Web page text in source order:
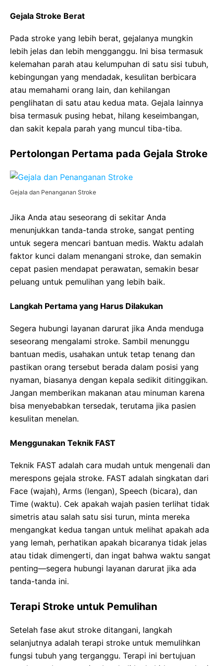
Gejala Stroke Berat
Pada stroke yang lebih berat, gejalanya mungkin
lebih jelas dan lebih mengganggu. Ini bisa termasuk
kelemahan parah atau kelumpuhan di satu sisi tubuh,
kebingungan yang mendadak, kesulitan berbicara
atau memahami orang lain, dan kehilangan
penglihatan di satu atau kedua mata. Gejala lainnya
bisa termasuk pusing hebat, hilang keseimbangan,
dan sakit kepala parah yang muncul tiba-tiba.
Pertolongan Pertama pada Gejala Stroke
Gejala dan Penanganan Stroke
Jika Anda atau seseorang di sekitar Anda
menunjukkan tanda-tanda stroke, sangat penting
untuk segera mencari bantuan medis. Waktu adalah
faktor kunci dalam menangani stroke, dan semakin
cepat pasien mendapat perawatan, semakin besar
peluang untuk pemulihan yang lebih baik.
Langkah Pertama yang Harus Dilakukan
Segera hubungi layanan darurat jika Anda menduga
seseorang mengalami stroke. Sambil menunggu
bantuan medis, usahakan untuk tetap tenang dan
pastikan orang tersebut berada dalam posisi yang
nyaman, biasanya dengan kepala sedikit ditinggikan.
Jangan memberikan makanan atau minuman karena
bisa menyebabkan tersedak, terutama jika pasien
kesulitan menelan.
Menggunakan Teknik FAST
Teknik FAST adalah cara mudah untuk mengenali dan
merespons gejala stroke. FAST adalah singkatan dari
Face (wajah), Arms (lengan), Speech (bicara), dan
Time (waktu). Cek apakah wajah pasien terlihat tidak
simetris atau salah satu sisi turun, minta mereka
mengangkat kedua tangan untuk melihat apakah ada
yang lemah, perhatikan apakah bicaranya tidak jelas
atau tidak dimengerti, dan ingat bahwa waktu sangat
penting—segera hubungi layanan darurat jika ada
tanda-tanda ini.
Terapi Stroke untuk Pemulihan
Setelah fase akut stroke ditangani, langkah
selanjutnya adalah terapi stroke untuk memulihkan
fungsi tubuh yang terganggu. Terapi ini bertujuan